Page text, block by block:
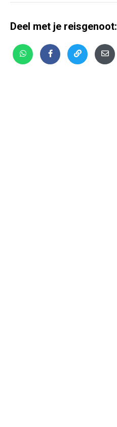
Deel met je reisgenoot: